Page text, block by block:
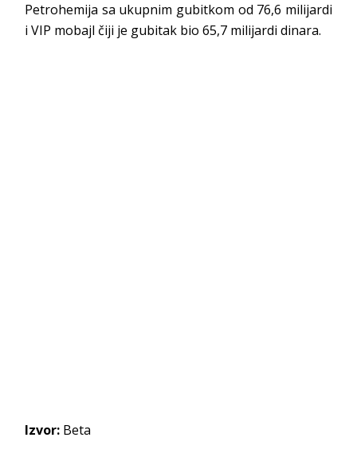
Petrohemija sa ukupnim gubitkom od 76,6 milijardi
i VIP mobajl čiji je gubitak bio 65,7 milijardi dinara.
Izvor: Beta